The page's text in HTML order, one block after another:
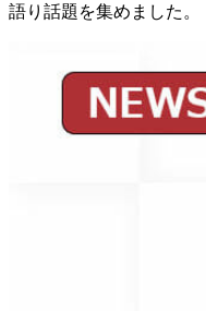
語り話題を集めました。